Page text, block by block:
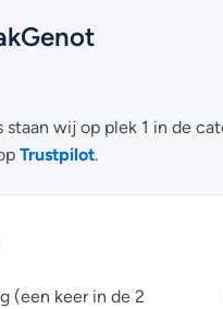
wij op plek 1 in de
Trustpilot
(een keer in de 2